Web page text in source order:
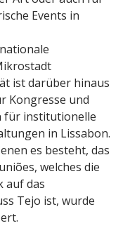
Events in
ist darüber hinaus
Kongresse und
für institutionelle
in Lissabon.
es besteht, das
welches die
auf das
Tejo ist, wurde